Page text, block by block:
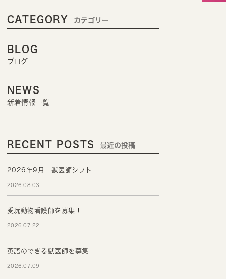
CATEGORY カテゴリー
BLOG
ブログ
NEWS
新着情報一覧
RECENT POSTS 最近の投稿
2026年9月 獣医師シフト
2026.08.03
愛玩動物看護師を募集！
2026.07.22
英語のできる獣医師を募集
2026.07.09